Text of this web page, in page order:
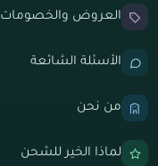
العروض والخصومات
الأسئلة الشائعة
من نحن
لماذا الخير للشحن